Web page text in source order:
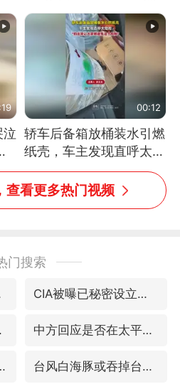
泣
00:12
轿车后备箱放桶装水引燃
纸壳，车主发现直呼太危
险，“拍出来让大家都避
免这个危险”
查看更多热门视频
门搜索
元 CIA被曝已秘密设立古巴工作组
年 中方回应是否在太平洋海底开采稀土
电话营销” 台风白海豚或吞掉台风鲸鱼